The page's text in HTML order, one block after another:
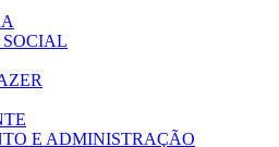
SOCIAL
E ADMINISTRAÇÃO